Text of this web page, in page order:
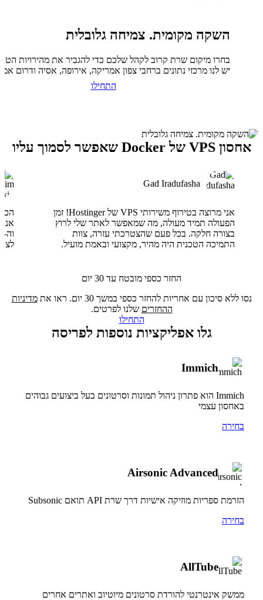
השקה מקומית. צמיחה גלובלית
בחרו מיקום שרת קרוב לקהל שלכם כדי להגביר את מהירויות
יש לנו מרכזי נתונים ברחבי צפון אמריקה, אירופה, אסיה ודרום
התחילו
אחסון VPS של Docker שאפשר לסמוך עליו
Gad Iradufasha
אני מרוצה בטירוף משירותי VPS של Hostinger! זמן
הפעולה תמיד מעולה, מה שמאפשר לאתר שלי לרוץ
בצורה חלקה. בכל פעם שהצטרכתי עזרה, צוות
התמיכה הטכנית היה מהיר, מקצועי ובאמת מועיל.
החזר כספי מובטח עד 30 יום
נסו ללא סיכון עם אחריות להחזר כספי במשך 30 יום. ראו את
מדיניות
ההחזרים שלנו לפרטים.
התחילו
גלו אפליקציות נוספות לפריסה
Immich
Immich הוא פתרון ניהול תמונות וסרטונים בעל ביצועים גבוהים
באחסון עצמי
בחירה
Airsonic Advanced
הזרמת ספריות מוזיקה אישיות דרך שרת API תואם Subsonic
בחירה
AllTube
ממשק אינטרנטי להורדת סרטונים מיוטיוב ואתרים אחרים